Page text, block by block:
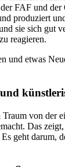
FAF und
produziert
sie sich gut
reagieren.
und etwas
von
Das
geht darum,